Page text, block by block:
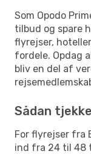
Som Opodo
tilbud og spare
flyrejser,
fordele. Opdag
bliv en del af
Sådan
For flyrejser fra
ind fra 24 til 48